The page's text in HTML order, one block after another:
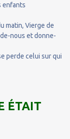
enfants
matin, Vierge de
nous et donne-
perde celui sur qui
ÉTAIT